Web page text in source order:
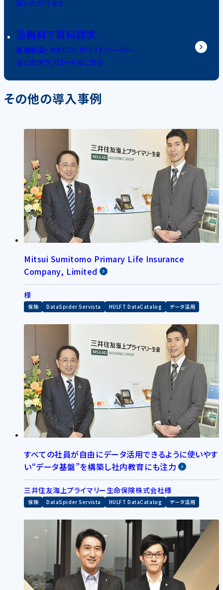
談いただけます
無料で資料請求
各種製品・カタログ、ホワイトペーパー
などのダウンロードはこちら
その他の導入事例
Mitsui Sumitomo Primary Life Insurance
Company, Limited
様
保険 DataSpider Servista HULFT DataCatalog データ活用
すべての社員が自由にデータ活用できるように使いやす
い“データ基盤”を構築し社内教育にも注力
三井住友海上プライマリー生命保険株式会社様
保険 DataSpider Servista HULFT DataCatalog データ活用